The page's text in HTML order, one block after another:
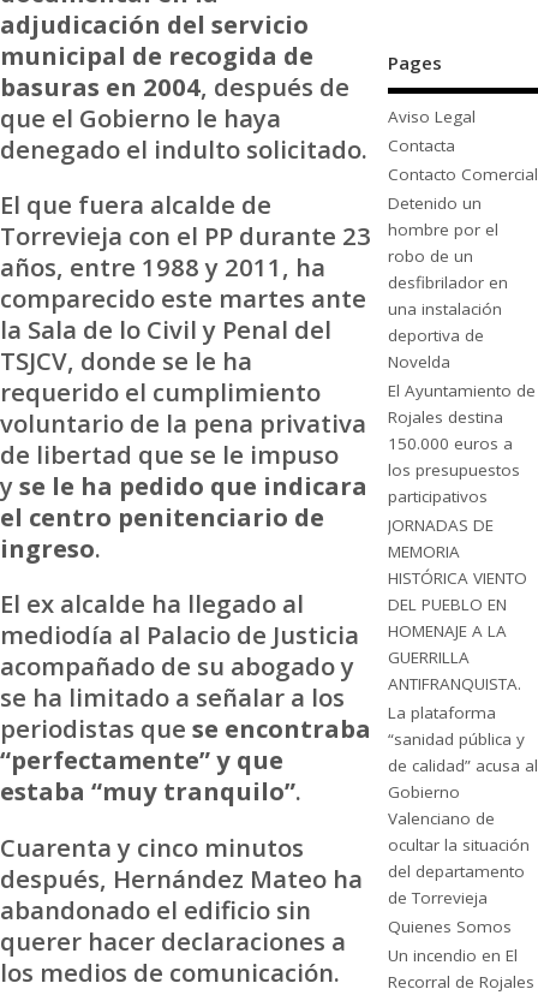
adjudicación del servicio
municipal de recogida de
basuras en 2004, después de
que el Gobierno le haya
denegado el indulto solicitado.
El que fuera alcalde de
Torrevieja con el PP durante 23
años, entre 1988 y 2011, ha
comparecido este martes ante
la Sala de lo Civil y Penal del
TSJCV, donde se le ha
requerido el cumplimiento
voluntario de la pena privativa
de libertad que se le impuso
yse le ha pedido que indicara
el centro penitenciario de
ingreso.
El ex alcalde ha llegado al
mediodía al Palacio de Justicia
acompañado de su abogado y
se ha limitado a señalar a los
periodistas que se encontraba
“perfectamente” y que
estaba “muy tranquilo”.
Cuarenta y cinco minutos
después, Hernández Mateo ha
abandonado el edificio sin
querer hacer declaraciones a
los medios de comunicación.
Pages
Aviso Legal
Contacta
Contacto Comercial
Detenido un
hombre por el
robo de un
desfibrilador en
una instalación
deportiva de
Novelda
El Ayuntamiento de
Rojales destina
150.000 euros a
los presupuestos
participativos
JORNADAS DE
MEMORIA
HISTÓRICA VIENTO
DEL PUEBLO EN
HOMENAJE A LA
GUERRILLA
ANTIFRANQUISTA.
La plataforma
“sanidad pública y
de calidad” acusa al
Gobierno
Valenciano de
ocultar la situación
del departamento
de Torrevieja
Quienes Somos
Un incendio en El
Recorral de Rojales